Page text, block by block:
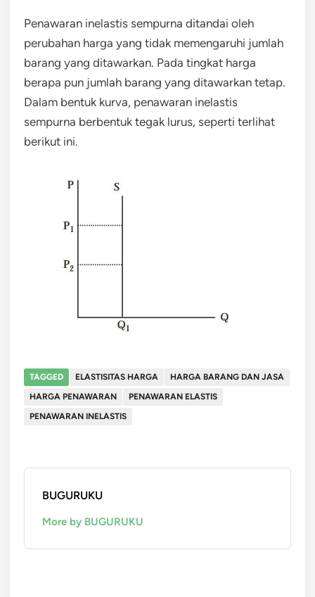
Penawaran inelastis sempurna ditandai oleh
perubahan harga yang tidak memengaruhi jumlah
barang yang ditawarkan. Pada tingkat harga
berapa pun jumlah barang yang ditawarkan tetap.
Dalam bentuk kurva, penawaran inelastis
sempurna berbentuk tegak lurus, seperti terlihat
berikut ini.
TAGGED ELASTISITAS HARGA
HARGA BARANG DAN JASA
HARGA PENAWARAN
PENAWARAN ELASTIS
PENAWARAN INELASTIS
BUGURUKU
More by BUGURUKU